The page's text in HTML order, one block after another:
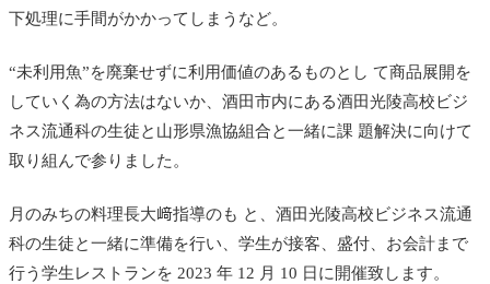
下処理に手間がかかってしまうなど。
“未利用魚”を廃棄せずに利用価値のあるものとし て商品展開を
していく為の方法はないか、酒田市内にある酒田光陵高校ビジ
ネス流通科の生徒と山形県漁協組合と一緒に課 題解決に向けて
取り組んで参りました。
月のみちの料理長大﨑指導のも と、酒田光陵高校ビジネス流通
科の生徒と一緒に準備を行い、学生が接客、盛付、お会計まで
行う学生レストランを 2023 年 12 月 10 日に開催致します。